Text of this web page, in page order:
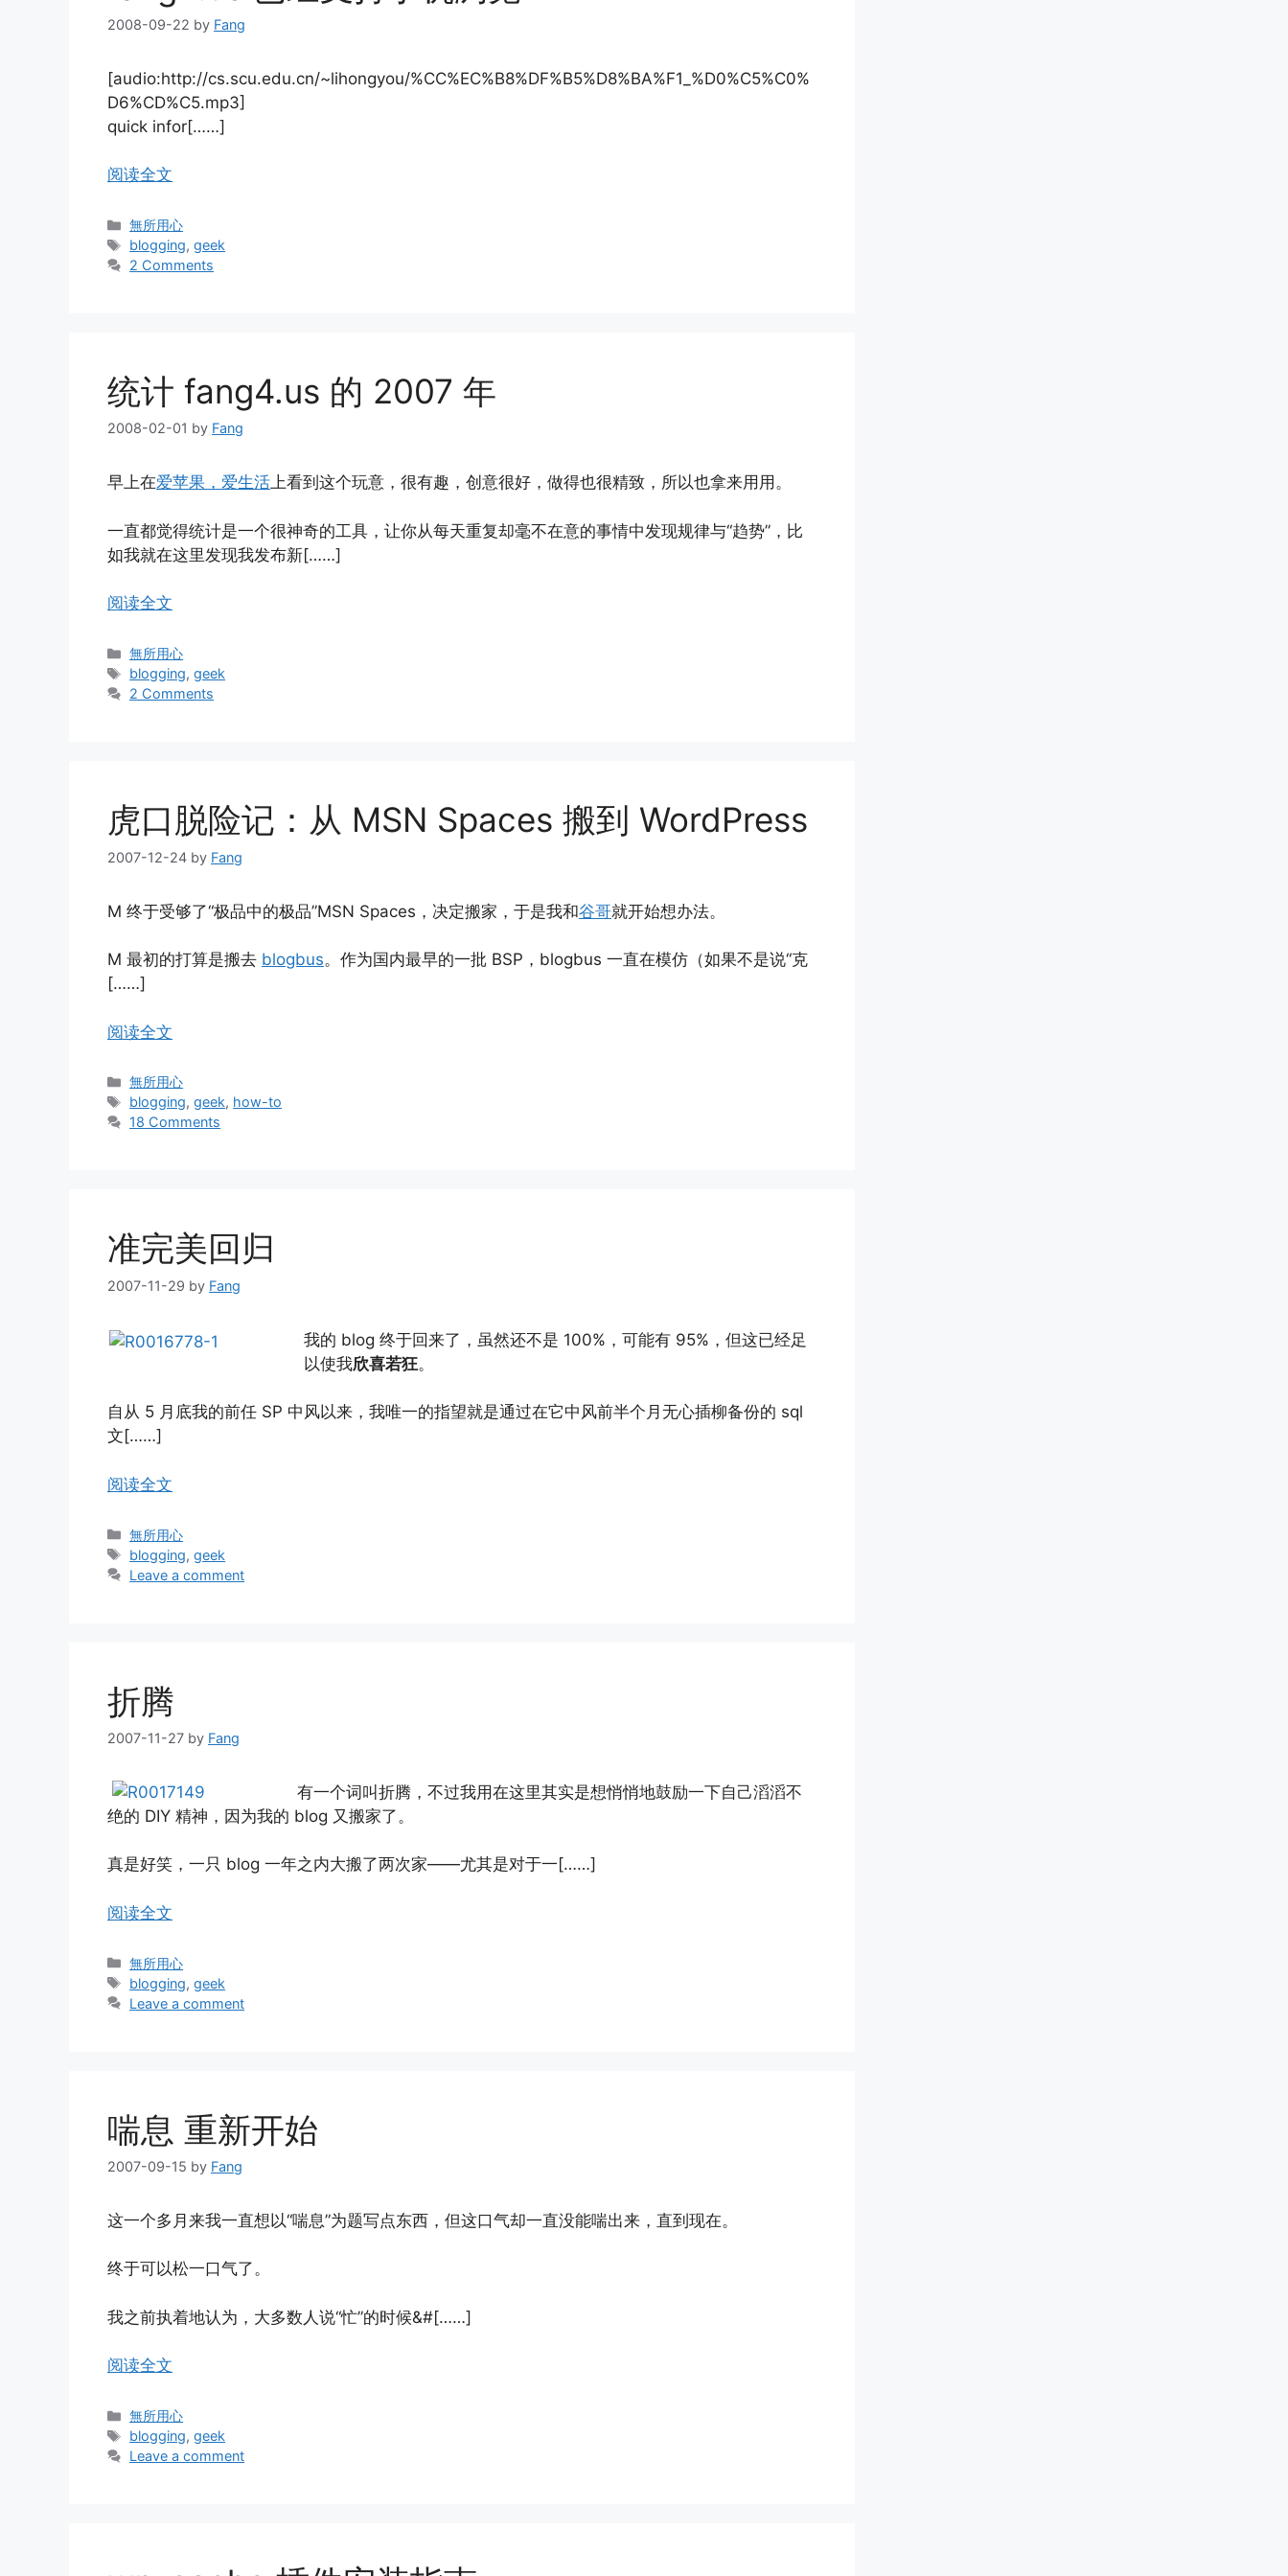
2008-09-22 by Fang
[audio:http://cs.scu.edu.cn/~lihongyou/%CC%EC%B8%DF%B5%D8%BA%F1_%D0%C5%C0%
D6%CD%C5.mp3]
quick infor[……]
阅读全文
Categories
無所用心
Tags
blogging,geek
2 Comments
统计 fang4.us 的 2007 年
2008-02-01 by Fang
早上在爱苹果，爱生活上看到这个玩意，很有趣，创意很好，做得也很精致，所以也拿来用用。
一直都觉得统计是一个很神奇的工具，让你从每天重复却毫不在意的事情中发现规律与“趋势”，比
如我就在这里发现我发布新[……]
阅读全文
Categories
無所用心
Tags
blogging,geek
2 Comments
虎口脱险记：从 MSN Spaces 搬到 WordPress
2007-12-24 by Fang
M 终于受够了“极品中的极品”MSN Spaces，决定搬家，于是我和谷哥就开始想办法。
M 最初的打算是搬去 blogbus。作为国内最早的一批 BSP，blogbus 一直在模仿（如果不是说“克
[……]
阅读全文
Categories
無所用心
Tags
blogging,geek, how-to
18 Comments
准完美回归
2007-11-29 by Fang
我的 blog 终于回来了，虽然还不是 100%，可能有 95%，但这已经足
以使我欣喜若狂。
自从 5 月底我的前任 SP 中风以来，我唯一的指望就是通过在它中风前半个月无心插柳备份的 sql
文[……]
阅读全文
Categories
無所用心
Tags
blogging,geek
Leave a comment
折腾
2007-11-27 by Fang
有一个词叫折腾，不过我用在这里其实是想悄悄地鼓励一下自己滔滔不
绝的 DIY 精神，因为我的 blog 又搬家了。
真是好笑，一只 blog 一年之内大搬了两次家——尤其是对于一[……]
阅读全文
Categories
無所用心
Tags
blogging,geek
Leave a comment
喘息 重新开始
2007-09-15 by Fang
这一个多月来我一直想以“喘息”为题写点东西，但这口气却一直没能喘出来，直到现在。
终于可以松一口气了。
我之前执着地认为，大多数人说“忙”的时候&#[……]
阅读全文
Categories
無所用心
Tags
blogging,geek
Leave a comment